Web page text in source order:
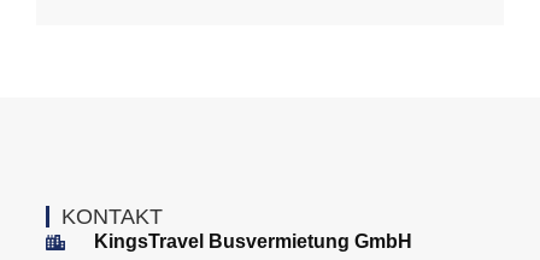
KONTAKT
KingsTravel Busvermietung GmbH